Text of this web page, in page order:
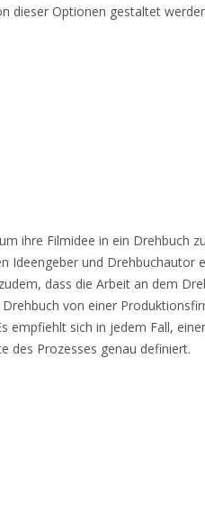
dieser Optionen gestaltet
ihre Filmidee in ein Drehbuch
Ideengeber und Drehbuchautor
dass die Arbeit an dem
von einer
empfiehlt sich in jedem Fall,
des Prozesses genau definiert.